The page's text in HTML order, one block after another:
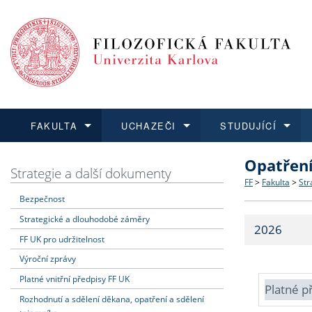
FAKULTA
Dozvědět se více
Struktura
Strategie
Fakultní
UCHAZEČI
Podat přihlášku
Co
Učitelské
STUDUJÍCÍ
Dozvědět se více
Dozvědět se více
O vědě a
Dozvědět se více
Aktuální
Strategie a další dokumenty
Bezpečnost
Strategické a dlouhodobé záměry
FF UK pro udržitelnost
Výroční zprávy
Platné vnitřní předpisy FF UK
Rozhodnutí a sdělení děkana, opatření a sdělení
FF > Fakulta >
2026
Platné